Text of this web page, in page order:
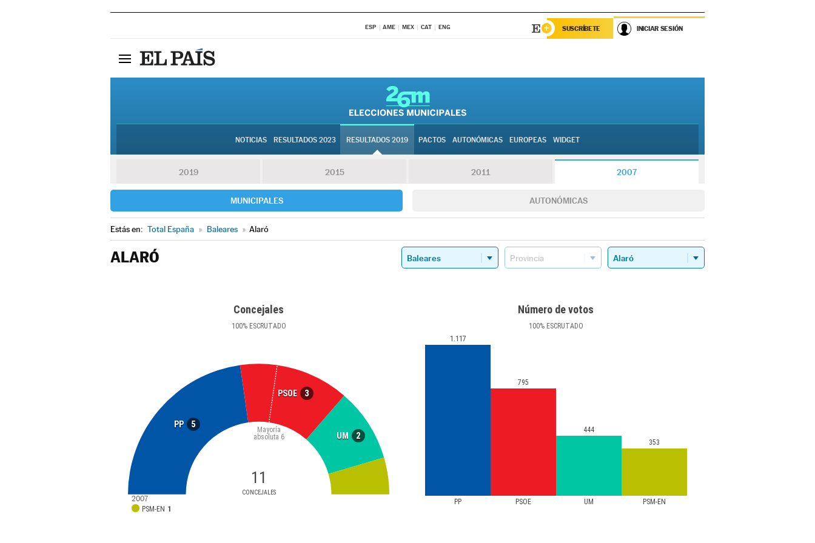
ESP AME MEX CAT ENG SUSCRÍBETE INICIAR SESIÓN
NOTICIAS RESULTADOS 2023 RESULTADOS 2019 PACTOS AUTONÓMICAS EUROPEAS WIDGET
2019 2015 2011 2007
MUNICIPALES AUTONÓMICAS
Estás en: Total España » Baleares » Alaró
ALARÓ
Concejales
100%ESCRUTADO
PP 5
PSOE 3
UM 2
11
CONCEJALES
Mayoría
absoluta 6
PSM-EN 1
2007
Número de votos
100%ESCRUTADO
PP PSOE UM PSM-EN
1.117
795
444
353